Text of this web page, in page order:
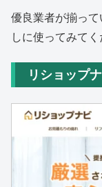
優良業者が揃っ
しに使ってみてく
リショップ